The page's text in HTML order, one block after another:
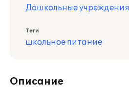
Дошкольные учреждения
Теги
школьное питание
Описание